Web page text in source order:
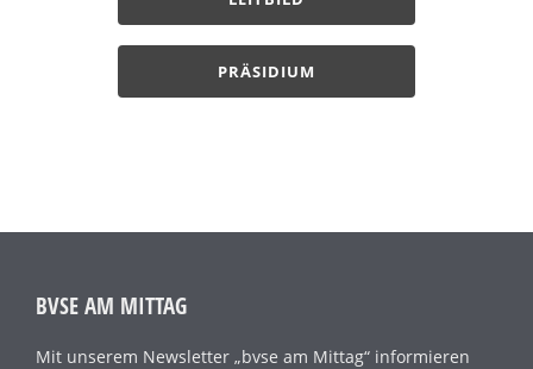
PRÄSIDIUM
BVSE AM MITTAG
Mit unserem Newsletter „bvse am Mittag“ informieren